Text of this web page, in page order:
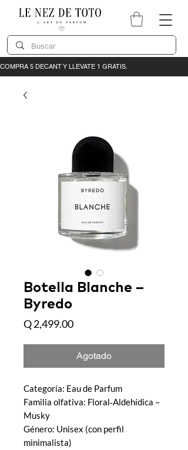
Botella Blanche –
Byredo
Q 2,499.00Precio
Agotado
Categoría: Eau de Parfum
Familia olfativa: Floral‑Aldehídica –
Musky
Género: Unisex (con perfil
minimalista)